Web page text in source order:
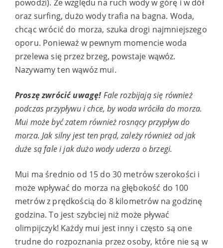
powodzi). Ze względu na ruch wody w górę i w dół
oraz surfing, dużo wody trafia na bagna. Woda,
chcąc wrócić do morza, szuka drogi najmniejszego
oporu. Ponieważ w pewnym momencie woda
przelewa się przez brzeg, powstaje wąwóz.
Nazywamy ten wąwóz mui.
Proszę zwrócić uwagę! Fale rozbijają się również
podczas przypływui chce, by woda wróciła do morza.
Mui może być zatem równieżrosnący przypływ do
morza. Jak silny jest ten prąd, zależy również odjak
duże są fale i jak dużo wody uderza o brzegi.
Mui ma średnio od 15 do 30 metrów szerokości i
może wpływać do morza na głębokość do 100
metrów z prędkością do 8 kilometrów na godzinę
godzina. To jest szybciej niż może pływać
olimpijczyk! Każdy mui jest inny i często są one
trudne do rozpoznania przez osoby, które nie są w